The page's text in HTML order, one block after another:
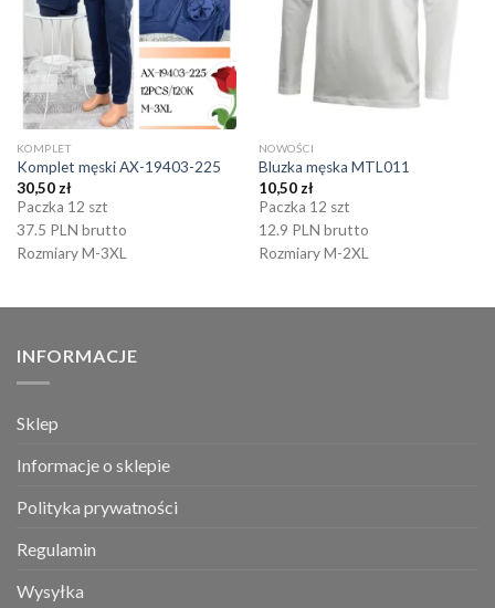
KOMPLET
Komplet męski AX-19403-225
30,50 zł
Paczka 12 szt
37.5 PLN brutto
Rozmiary M-3XL
NOWOŚCI
Bluzka męska MTL011
10,50 zł
Paczka 12 szt
12.9 PLN brutto
Rozmiary M-2XL
INFORMACJE
Sklep
Informacje o sklepie
Polityka prywatności
Regulamin
Wysyłka